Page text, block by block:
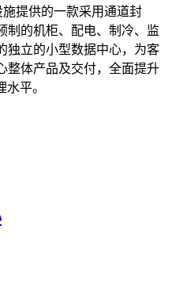
提供的一款采用通道封
制的机柜、配电、制冷、监
独立的小型数据中心，为客
整体产品及交付，全面提升
平。